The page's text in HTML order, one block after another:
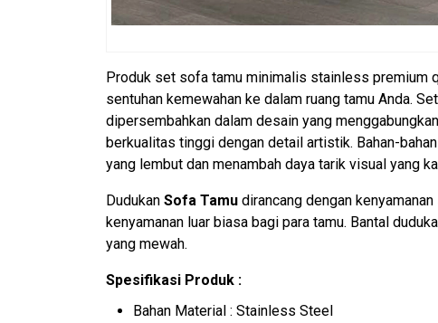
Produk set sofa tamu minimalis stainless premium
sentuhan kemewahan ke dalam ruang tamu Anda.
dipersembahkan dalam desain yang
berkualitas tinggi dengan detail artistik. Bahan-
yang lembut dan menambah daya tarik visual yang
Dudukan Sofa Tamu dirancang dengan
kenyamanan luar biasa bagi para tamu. Bantal
yang mewah.
Spesifikasi Produk :
Bahan Material : Stainless Steel